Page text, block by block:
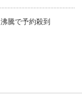
騰で予約殺到